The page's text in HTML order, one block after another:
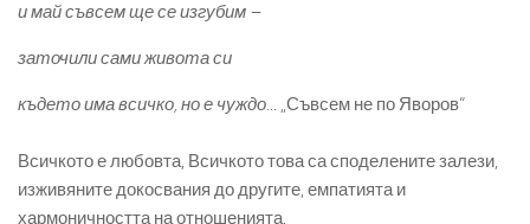
и май съвсем ще се изгубим –
заточили сами живота си
където има всичко, но е чуждо... „Съвсем не по Яворов“
Всичкото е любовта, Всичкото това са споделените залези,
изживяните докосвания до другите, емпатията и
хармоничността на отношенията.